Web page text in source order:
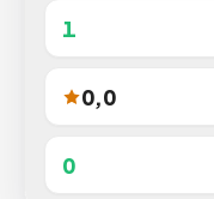
1
0,0
0